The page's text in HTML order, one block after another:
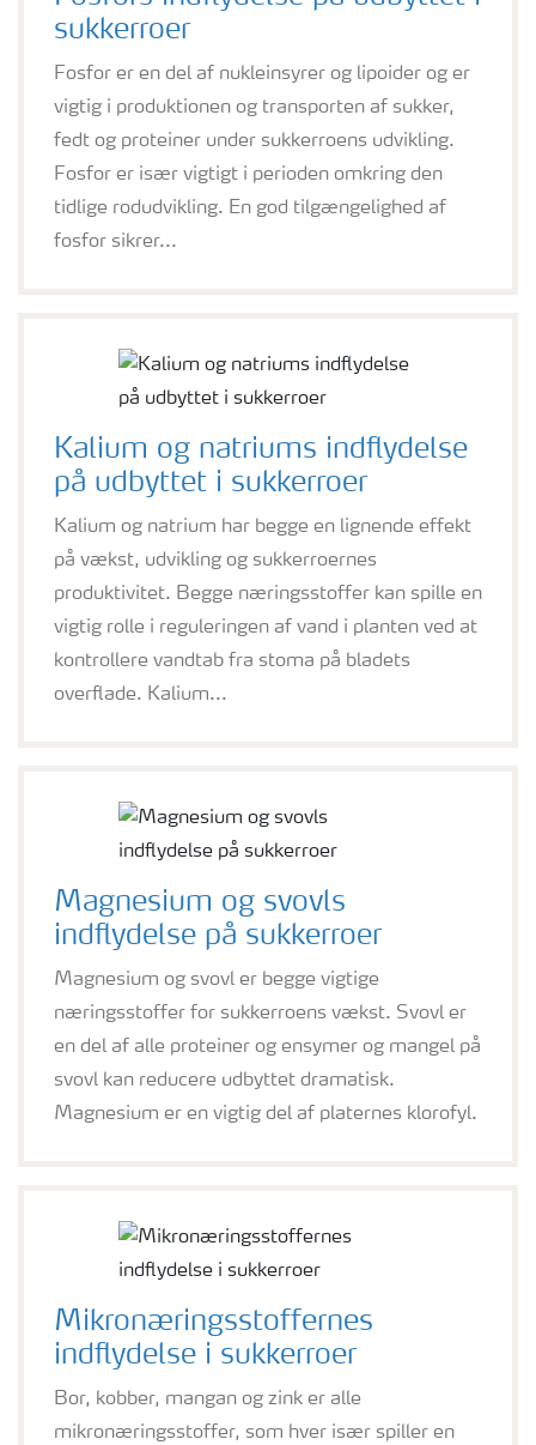
sukkerroer
Fosfor er en del af nukleinsyrer og lipoider og er
vigtig i produktionen og transporten af sukker,
fedt og proteiner under sukkerroens udvikling.
Fosfor er især vigtigt i perioden omkring den
tidlige rodudvikling. En god tilgængelighed af
fosfor sikrer...
Kalium og natriums indflydelse
på udbyttet i sukkerroer
Kalium og natrium har begge en lignende effekt
på vækst, udvikling og sukkerroernes
produktivitet. Begge næringsstoffer kan spille en
vigtig rolle i reguleringen af vand i planten ved at
kontrollere vandtab fra stoma på bladets
overflade. Kalium...
Magnesium og svovls
indflydelse på sukkerroer
Magnesium og svovl er begge vigtige
næringsstoffer for sukkerroens vækst. Svovl er
en del af alle proteiner og ensymer og mangel på
svovl kan reducere udbyttet dramatisk.
Magnesium er en vigtig del af platernes klorofyl.
Mikronæringsstoffernes
indflydelse i sukkerroer
Bor, kobber, mangan og zink er alle
mikronæringsstoffer, som hver især spiller en